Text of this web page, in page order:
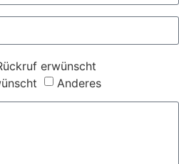
erwünscht
Anderes